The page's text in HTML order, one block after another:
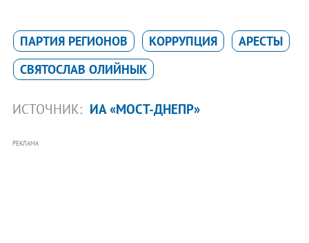
ПАРТИЯ РЕГИОНОВ КОРРУПЦИЯ
АРЕСТЫ
СВЯТОСЛАВ ОЛИЙНЫК
ИСТОЧНИК: ИА «МОСТ-ДНЕПР»
РЕКЛАМА